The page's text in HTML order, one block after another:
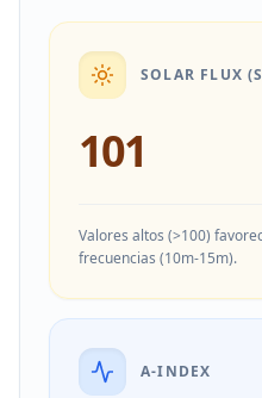
SOLAR FLUX
101
Valores altos (>100)
frecuencias (10m-15m).
A-INDEX